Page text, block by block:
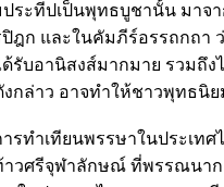
ประทีปเป็นพุทธบูชานั้น มาจ
ฎก และในคัมภีร์อรรถกถา
ด้รับอานิสงส์มากมาย รวมถึ
กล่าว อาจทำให้ชาวพุทธนิ
รทำเทียนพรรษาในประเทศ
วศรีจุฬาลักษณ์ ที่พรรณนาก